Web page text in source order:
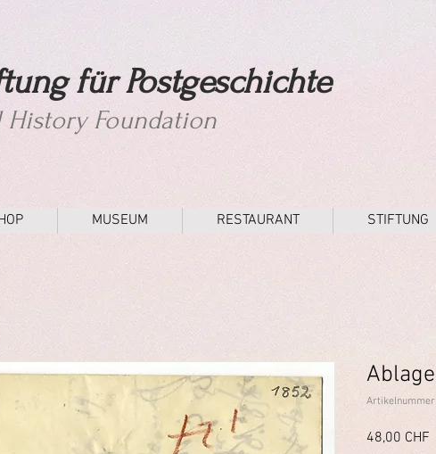
für Postgeschichte
History Foundation
MUSEUM RESTAURANT STIFTUNG
48,00 CHF